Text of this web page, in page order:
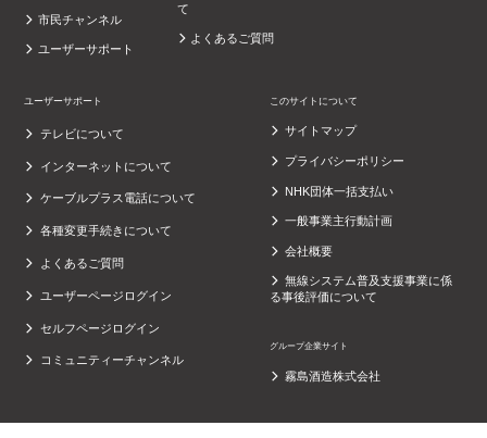
市民チャンネル
ユーザーサポート
て
よくあるご質問
ユーザーサポート
テレビについて
インターネットについて
ケーブルプラス電話について
各種変更手続きについて
よくあるご質問
ユーザーページログイン
セルフページログイン
コミュニティーチャンネル
このサイトについて
サイトマップ
プライバシーポリシー
NHK団体一括支払い
一般事業主行動計画
会社概要
無線システム普及支援事業に係
る事後評価について
グループ企業サイト
霧島酒造株式会社